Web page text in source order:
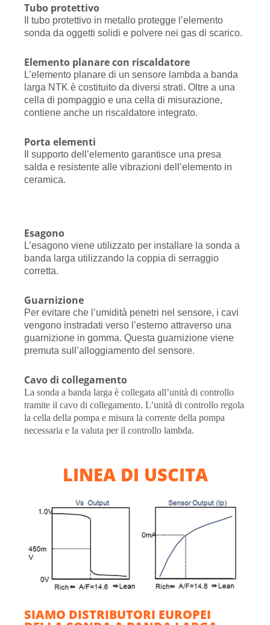
Tubo protettivo
Il tubo protettivo in metallo protegge l’elemento
sonda da oggetti solidi e polvere nei gas di scarico.
Elemento planare con riscaldatore
L’elemento planare di un sensore lambda a banda
larga NTK è costituito da diversi strati. Oltre a una
cella di pompaggio e una cella di misurazione,
contiene anche un riscaldatore integrato.
Porta elementi
Il supporto dell’elemento garantisce una presa
salda e resistente alle vibrazioni dell’elemento in
ceramica.
Esagono
L’esagono viene utilizzato per installare la sonda a
banda larga utilizzando la coppia di serraggio
corretta.
Guarnizione
Per evitare che l’umidità penetri nel sensore, i cavi
vengono instradati verso l’esterno attraverso una
guarnizione in gomma. Questa guarnizione viene
premuta sull’alloggiamento del sensore.
Cavo di collegamento
La sonda a banda larga è collegata all’unità di controllo
tramite il cavo di collegamento. L’unità di controllo regola
la cella della pompa e misura la corrente della pompa
necessaria e la valuta per il controllo lambda.
LINEA DI USCITA
SIAMO DISTRIBUTORI EUROPEI